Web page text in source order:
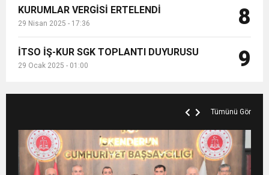
KURUMLAR VERGİSİ ERTELENDİ
29 Nisan 2025 - 17:36 8
İTSO İŞ-KUR SGK TOPLANTI DUYURUSU
29 Ocak 2025 - 01:00 9
Tümünü Gör